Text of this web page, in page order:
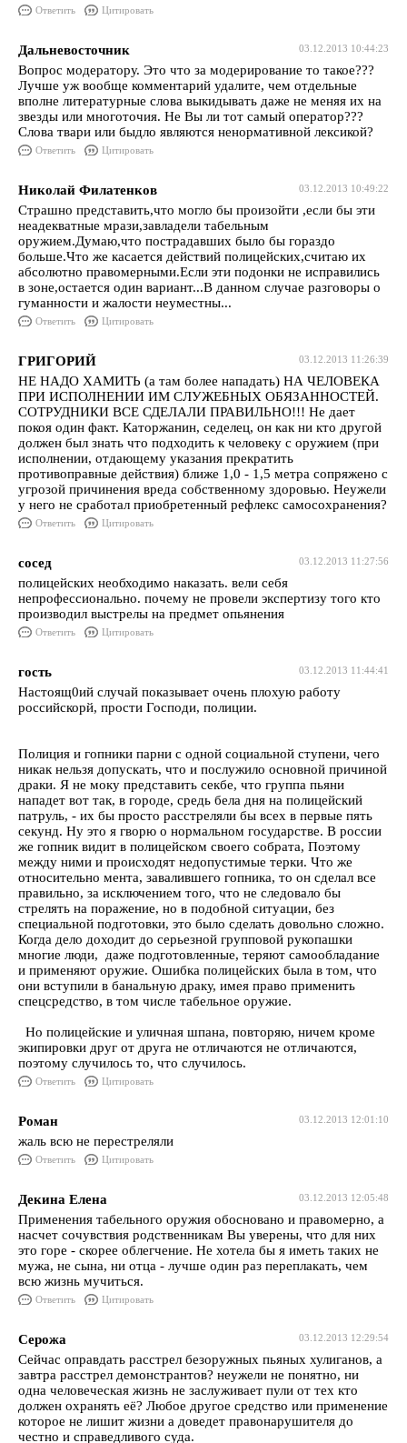
Ответить Цитировать
03.12.2013 10:44:23
Дальневосточник
Вопрос модератору. Это что за модерирование то такое???
Лучше уж вообще комментарий удалите, чем отдельные
вполне литературные слова выкидывать даже не меняя их на
звезды или многоточия. Не Вы ли тот самый оператор???
Слова твари или быдло являются ненормативной лексикой?
Ответить Цитировать
03.12.2013 10:49:22
Николай Филатенков
Страшно представить,что могло бы произойти ,если бы эти
неадекватные мрази,завладели табельным
оружием.Думаю,что пострадавших было бы гораздо
больше.Что же касается действий полицейских,считаю их
абсолютно правомерными.Если эти подонки не исправились
в зоне,остается один вариант...В данном случае разговоры о
гуманности и жалости неуместны...
Ответить Цитировать
03.12.2013 11:26:39
ГРИГОРИЙ
НЕ НАДО ХАМИТЬ (а там более нападать) НА ЧЕЛОВЕКА
ПРИ ИСПОЛНЕНИИ ИМ СЛУЖЕБНЫХ ОБЯЗАННОСТЕЙ.
СОТРУДНИКИ ВСЕ СДЕЛАЛИ ПРАВИЛЬНО!!! Не дает
покоя один факт. Каторжанин, седелец, он как ни кто другой
должен был знать что подходить к человеку с оружием (при
исполнении, отдающему указания прекратить
противоправные действия) ближе 1,0 - 1,5 метра сопряжено с
угрозой причинения вреда собственному здоровью. Неужели
у него не сработал приобретенный рефлекс самосохранения?
Ответить Цитировать
03.12.2013 11:27:56
сосед
полицейских необходимо наказать. вели себя
непрофессионально. почему не провели экспертизу того кто
производил выстрелы на предмет опьянения
Ответить Цитировать
03.12.2013 11:44:41
гость
Настоящ0ий случай показывает очень плохую работу
российскорй, прости Господи, полиции.
Полиция и гопники парни с одной социальной ступени, чего
никак нельзя допускать, что и послужило основной причиной
драки. Я не моку представить секбе, что группа пьяни
нападет вот так, в городе, средь бела дня на полицейский
патруль, - их бы просто расстреляли бы всех в первые пять
секунд. Ну это я гворю о нормальном государстве. В россии
же гопник видит в полицейском своего собрата, Поэтому
между ними и происходят недопустимые терки. Что же
относительно мента, завалившего гопника, то он сделал все
правильно, за исключением того, что не следовало бы
стрелять на поражение, но в подобной ситуации, без
специальной подготовки, это было сделать довольно сложно.
Когда дело доходит до серьезной групповой рукопашки
многие люди, даже подготовленные, теряют самообладание
и применяют оружие. Ошибка полицейских была в том, что
они вступили в банальную драку, имея право применить
спецсредство, в том числе табельное оружие.
Но полицейские и уличная шпана, повторяю, ничем кроме
экипировки друг от друга не отличаются не отличаются,
поэтому случилось то, что случилось.
Ответить Цитировать
03.12.2013 12:01:10
Роман
жаль всю не перестреляли
Ответить Цитировать
03.12.2013 12:05:48
Декина Елена
Применения табельного оружия обосновано и правомерно, а
насчет сочувствия родственникам Вы уверены, что для них
это горе - скорее облегчение. Не хотела бы я иметь таких не
мужа, не сына, ни отца - лучше один раз переплакать, чем
всю жизнь мучиться.
Ответить Цитировать
03.12.2013 12:29:54
Серожа
Сейчас оправдать расстрел безоружных пьяных хулиганов, а
завтра расстрел демонстрантов? неужели не понятно, ни
одна человеческая жизнь не заслуживает пули от тех кто
должен охранять её? Любое другое средство или применение
которое не лишит жизни а доведет правонарушителя до
честно и справедливого суда.